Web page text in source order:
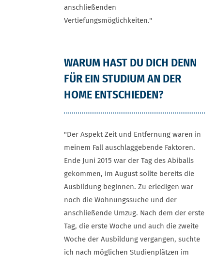
anschließenden
Vertiefungsmöglichkeiten."
WARUM HAST DU DICH DENN
FÜR EIN STUDIUM AN DER
HOME ENTSCHIEDEN?
"Der Aspekt Zeit und Entfernung waren in
meinem Fall auschlaggebende Faktoren.
Ende Juni 2015 war der Tag des Abiballs
gekommen, im August sollte bereits die
Ausbildung beginnen. Zu erledigen war
noch die Wohnungssuche und der
anschließende Umzug. Nach dem der erste
Tag, die erste Woche und auch die zweite
Woche der Ausbildung vergangen, suchte
ich nach möglichen Studienplätzen im